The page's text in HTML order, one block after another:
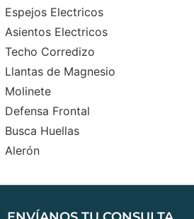
Espejos Electricos
Asientos Electricos
Techo Corredizo
Llantas de Magnesio
Molinete
Defensa Frontal
Busca Huellas
Alerón